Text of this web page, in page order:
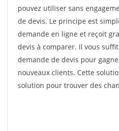
pouvez utiliser sans
de devis. Le principe est
demande en ligne et reçoit
devis à comparer. Il vous
demande de devis pour
nouveaux clients. Cette
solution pour trouver des